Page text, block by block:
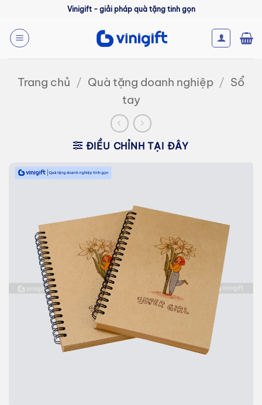
nội
dung
Vinigift - giải pháp quà tặng tinh gọn
Trang chủ / Quà tặng doanh nghiệp / Sổ
tay
ĐIỀU CHỈNH TẠI ĐÂY